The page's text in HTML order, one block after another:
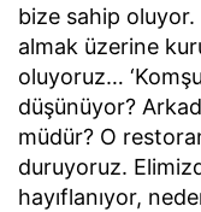
bize sahip oluyor.
almak üzerine
oluyoruz…
düşünüyor?
müdür? O
duruyoruz.
hayıflanıyor,